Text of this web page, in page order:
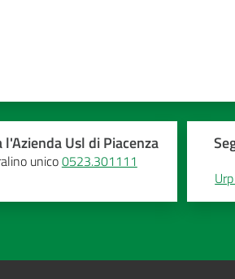
l'Azienda Usl di Piacenza
unico0523.301111